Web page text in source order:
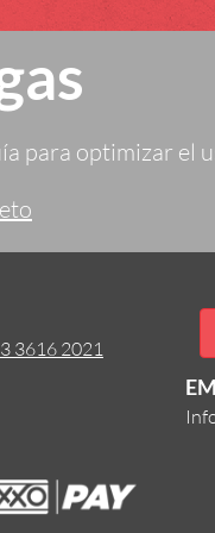
para optimizar el
3616 2021